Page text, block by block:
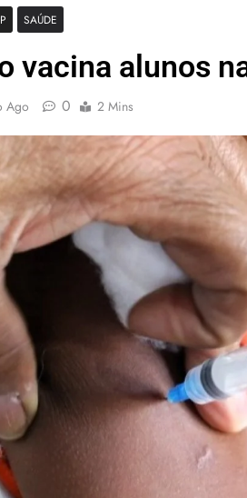
SAÚDE
vacina alunos
Ago 0 2 Mins